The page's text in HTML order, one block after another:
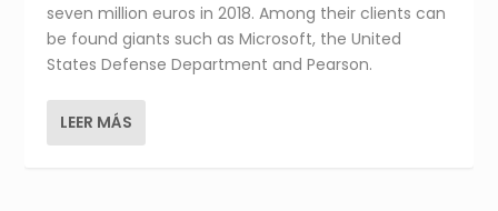
seven million euros in 2018. Among their clients can
be found giants such as Microsoft, the United
States Defense Department and Pearson.
LEER MÁS